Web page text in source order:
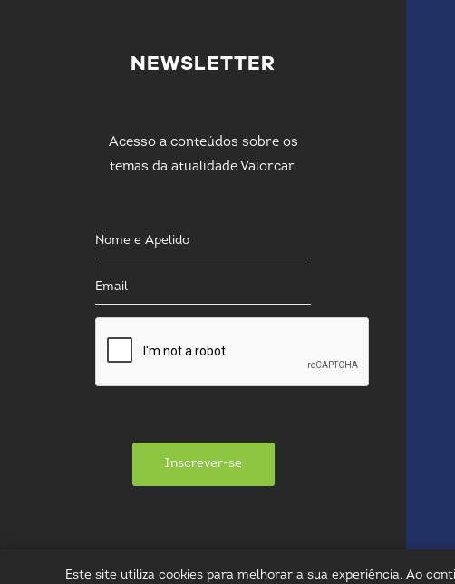
NEWSLETTER
Acesso a conteúdos sobre os
temas da atualidade Valorcar.
Inscrever-se
Este site utiliza cookies para melhorar a sua experiência. Ao